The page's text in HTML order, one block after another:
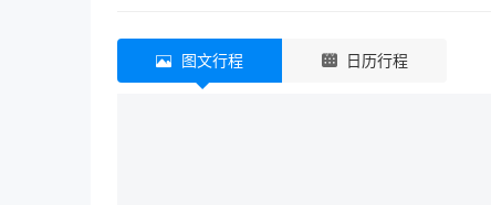
图文行程 日历行程